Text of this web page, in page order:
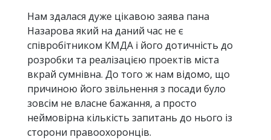
Нам здалася дуже цікавою заява пана
Назарова який на даний час не є
співробітником КМДА і його дотичність до
розробки та реалізацією проектів міста
вкрай сумнівна. До того ж нам відомо, що
причиною його звільнення з посади було
зовсім не власне бажання, а просто
неймовірна кількість запитань до нього із
сторони правоохоронців.